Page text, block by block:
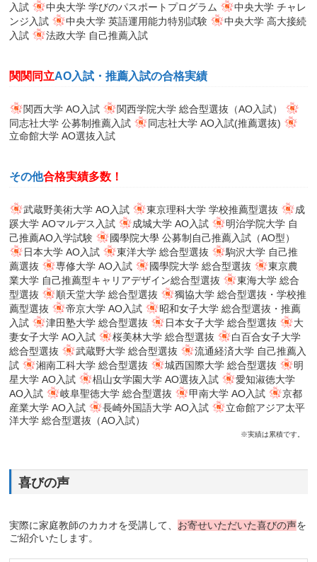
入試
中央大学 学びのパスポートプログラム
中央大学 チャレ
ンジ入試
中央大学 英語運用能力特別試験
中央大学 高大接続
入試
法政大学 自己推薦入試
関関同立AO入試・推薦入試の合格実績
関西大学 AO入試
関西学院大学 総合型選抜（AO入試）
同志社大学 公募制推薦入試
同志社大学 AO入試(推薦選抜)
立命館大学 AO選抜入試
その他合格実績多数！
武蔵野美術大学 AO入試 東京理科大学 学校推薦型選抜
成
蹊大学 AOマルデス入試
成城大学 AO入試
明治学院大学 自
己推薦AO入学試験
國學院大學 公募制自己推薦入試（AO型）
日本大学 AO入試
東洋大学 総合型選抜
駒沢大学 自己推
薦選抜
専修大学 AO入試 國學院大学 総合型選抜
東京農
業大学 自己推薦型キャリアデザイン総合型選抜
東海大学 総合
型選抜
順天堂大学 総合型選抜
獨協大学 総合型選抜・学校推
薦型選抜
帝京大学 AO入試
昭和女子大学 総合型選抜・推薦
入試
津田塾大学 総合型選抜 日本女子大学 総合型選抜
大
妻女子大学 AO入試
桜美林大学 総合型選抜
白百合女子大学
総合型選抜
武蔵野大学 総合型選抜
流通経済大学 自己推薦入
試
湘南工科大学 総合型選抜 城西国際大学 総合型選抜
明
星大学 AO入試
椙山女学園大学 AO選抜入試
愛知淑徳大学
AO入試
岐阜聖徳大学 総合型選抜 甲南大学 AO入試
京都
産業大学 AO入試
長崎外国語大学 AO入試
立命館アジア太平
洋大学 総合型選抜（AO入試）
※実績は累積です。
喜びの声
実際に家庭教師のカカオを受講して、 お寄せいただいた喜びの声を
ご紹介いたします。